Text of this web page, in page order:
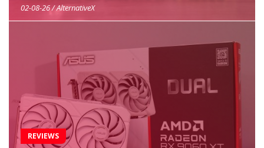
02-08-26 / AlternativeX
REVIEWS